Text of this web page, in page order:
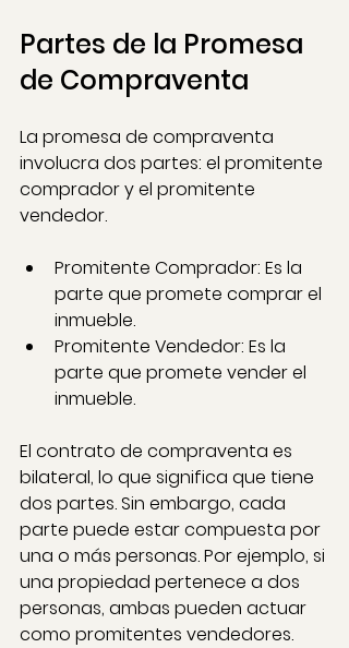
Partes de la Promesa
de Compraventa
La promesa de compraventa
involucra dos partes: el promitente
comprador y el promitente
vendedor.
Promitente Comprador: Es la
parte que promete comprar el
inmueble.
Promitente Vendedor: Es la
parte que promete vender el
inmueble.
El contrato de compraventa es
bilateral, lo que significa que tiene
dos partes. Sin embargo, cada
parte puede estar compuesta por
una o más personas. Por ejemplo, si
una propiedad pertenece a dos
personas, ambas pueden actuar
como promitentes vendedores.